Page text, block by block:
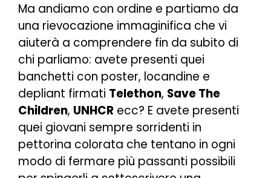
Ma andiamo con ordine e partiamo da
una rievocazione immaginifica che vi
aiuterà a comprendere fin da subito di
chi parliamo: avete presenti quei
banchetti con poster, locandine e
depliant firmati Telethon, Save The
Children, UNHCR ecc? E avete presenti
quei giovani sempre sorridenti in
pettorina colorata che tentano in ogni
modo di fermare più passanti possibili